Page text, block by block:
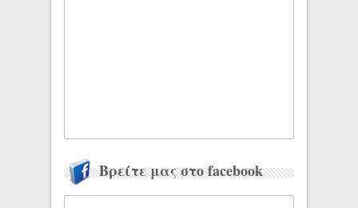
Βρείτε μας στο facebook